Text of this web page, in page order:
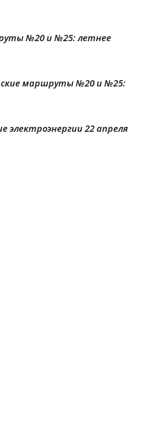
№20 и №25: летнее
маршруты №20 и №25:
электроэнергии 22 апреля